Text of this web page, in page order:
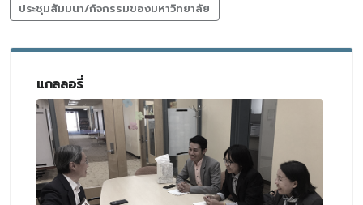
ประชุมสัมมนา/กิจกรรมของมหาวิทยาลัย
แกลลอรี่